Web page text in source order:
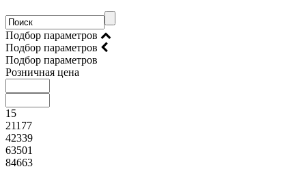
Подбор параметров
Подбор параметров
Подбор параметров
Розничная цена
15
21177
42339
63501
84663